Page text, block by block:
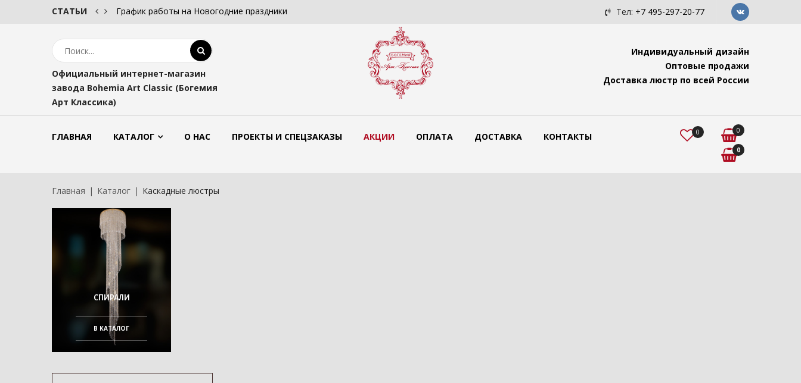
СТАТЬИ Цветные люстры Bohemia Art Classic с подвесами "Ви... Моем хрусталь при сильных
Тел: +7 495-297-20-77
Официальный интернет-магазин
завода Bohemia Art Classic (Богемия
Арт Классика)
Индивидуальный дизайн
Оптовые продажи
Доставка люстр по всей России
ГЛАВНАЯ КАТАЛОГ О НАС ПРОЕКТЫ И СПЕЦЗАКАЗЫ АКЦИИ ОПЛАТА ДОСТАВКА КОНТАКТЫ 0 0
0
Главная Каталог Каскадные люстры
СПИРАЛИ
В КАТАЛОГ